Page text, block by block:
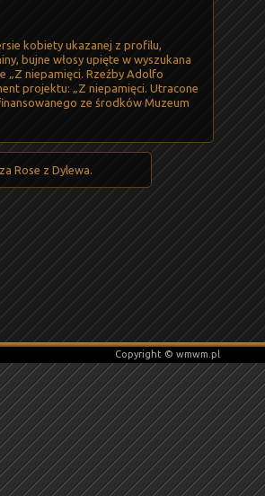
kobiety ukazanej z profilu,
bujne włosy upięte w wyszukana
„Z niepamięci. Rzeźby Adolfo
projektu: „Z niepamięci. Utracone
ze środków Muzeum
Rose z Dylewa.
Copyright © wmwm.pl